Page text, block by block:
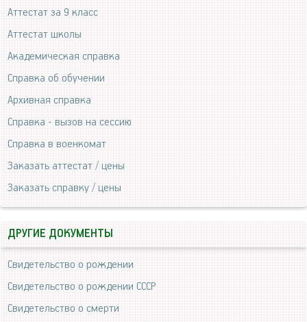
Аттестат за 9 класс
Аттестат школы
Академическая справка
Справка об обучении
Архивная справка
Справка - вызов на сессию
Справка в военкомат
Заказать аттестат / цены
Заказать справку / цены
ДРУГИЕ ДОКУМЕНТЫ
Свидетельство о рождении
Свидетельство о рождении СССР
Свидетельство о смерти